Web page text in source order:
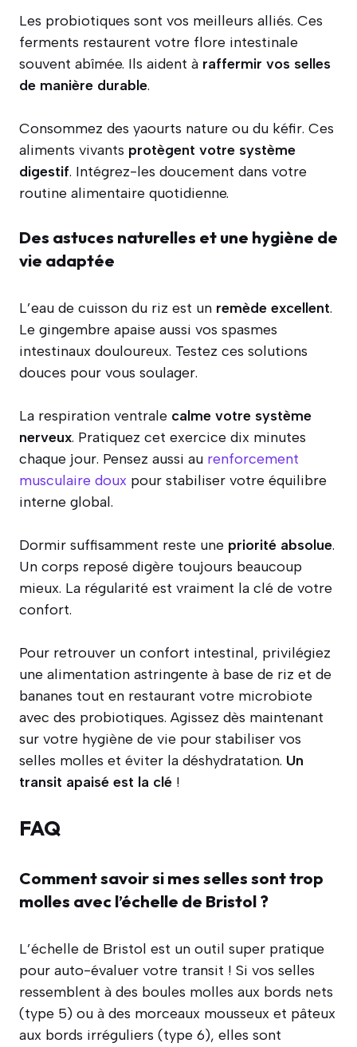
Les probiotiques sont vos meilleurs alliés. Ces
ferments restaurent votre flore intestinale
souvent abîmée. Ils aident à raffermir vos selles
de manière durable.
Consommez des yaourts nature ou du kéfir. Ces
aliments vivants protègent votre système
digestif. Intégrez-les doucement dans votre
routine alimentaire quotidienne.
Des astuces naturelles et une hygiène de
vie adaptée
L’eau de cuisson du riz est un remède excellent.
Le gingembre apaise aussi vos spasmes
intestinaux douloureux. Testez ces solutions
douces pour vous soulager.
La respiration ventrale calme votre système
nerveux. Pratiquez cet exercice dix minutes
chaque jour. Pensez aussi au renforcement
musculaire doux pour stabiliser votre équilibre
interne global.
Dormir suffisamment reste une priorité absolue.
Un corps reposé digère toujours beaucoup
mieux. La régularité est vraiment la clé de votre
confort.
Pour retrouver un confort intestinal, privilégiez
une alimentation astringente à base de riz et de
bananes tout en restaurant votre microbiote
avec des probiotiques. Agissez dès maintenant
sur votre hygiène de vie pour stabiliser vos
selles molles et éviter la déshydratation. Un
transit apaisé est la clé !
FAQ
Comment savoir si mes selles sont trop
molles avec l’échelle de Bristol ?
L’échelle de Bristol est un outil super pratique
pour auto-évaluer votre transit ! Si vos selles
ressemblent à des boules molles aux bords nets
(type 5) ou à des morceaux mousseux et pâteux
aux bords irréguliers (type 6), elles sont